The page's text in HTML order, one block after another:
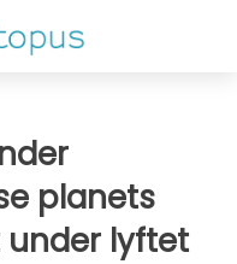
planets
lyftet